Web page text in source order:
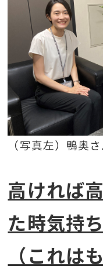
（写真左）鴨奥
高ければ
た時気持
（これは